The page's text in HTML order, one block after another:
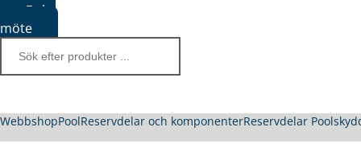
Boka
möte
WebbshopPoolReservdelar och komponenterReservdelar